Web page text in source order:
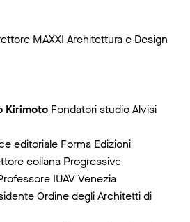
MAXXI Architettura e Design
Kirimoto Fondatori studio Alvisi
editoriale Forma Edizioni
collana Progressive
IUAV Venezia
Ordine degli Architetti di